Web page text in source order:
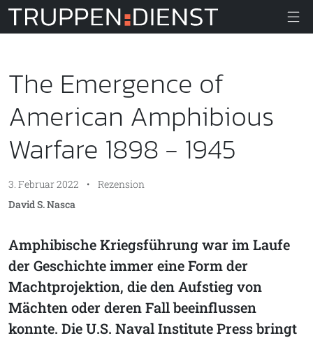
Truppendienst
The Emergence of
American Amphibious
Warfare 1898 - 1945
3. Februar 2022 •
Rezension
David S. Nasca
Amphibische Kriegsführung war im Laufe
der Geschichte immer eine Form der
Machtprojektion, die den Aufstieg von
Mächten oder deren Fall beeinflussen
konnte. Die U.S. Naval Institute Press bringt